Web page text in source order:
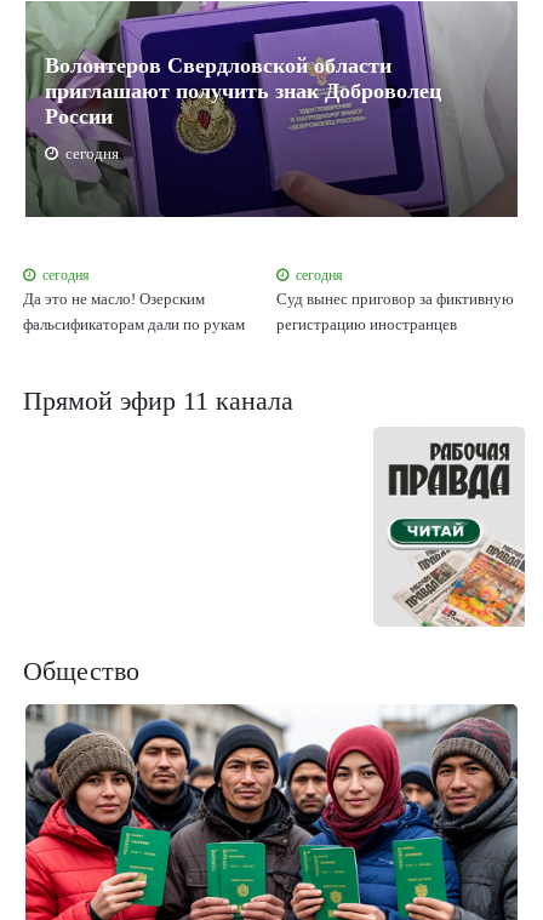
Волонтеров Свердловской области
приглашают получить знак Доброволец
России
сегодня
сегодня
Да это не масло! Озерским
фальсификаторам дали по рукам
сегодня
Суд вынес приговор за фиктивную
регистрацию иностранцев
Прямой эфир 11 канала
Общество